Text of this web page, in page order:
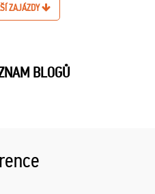
ZAJÁZDY
BLOGŮ